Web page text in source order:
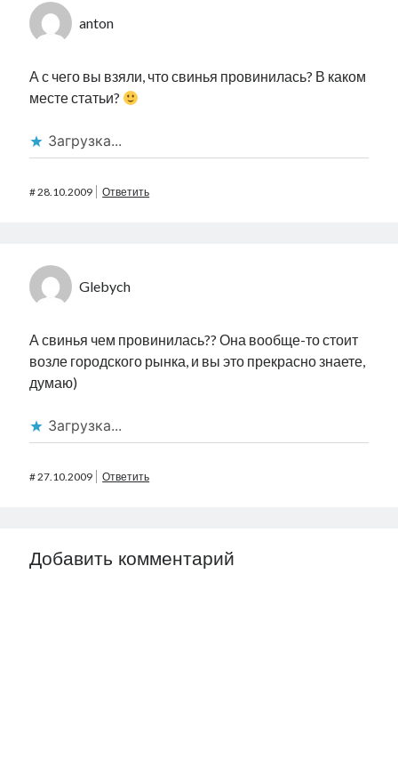
anton
А с чего вы взяли, что свинья провинилась? В каком
месте статьи?
Загрузка...
#28.10.2009 Ответить
Glebych
А свинья чем провинилась?? Она вообще-то стоит
возле городского рынка, и вы это прекрасно знаете,
думаю)
Загрузка...
#27.10.2009 Ответить
Добавить комментарий